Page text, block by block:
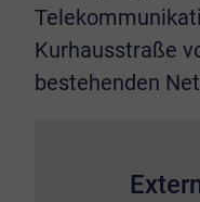
Kurhausstraße
bestehenden